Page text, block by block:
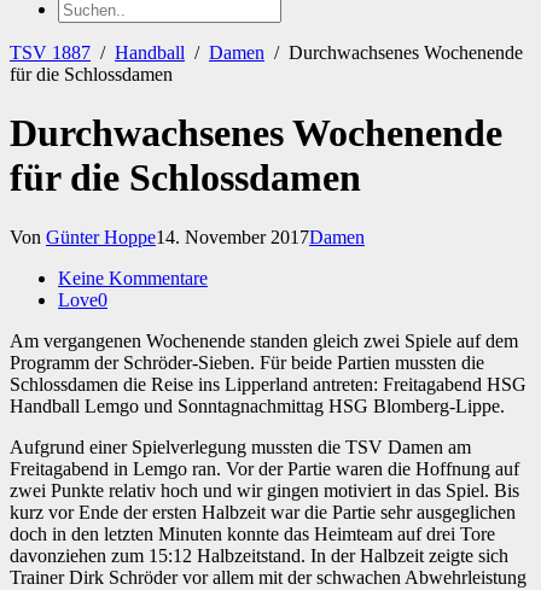
TSV 1887 / Handball / Damen / Durchwachsenes Wochenende
für die Schlossdamen
Durchwachsenes Wochenende
für die Schlossdamen
Von Günter Hoppe14. November 2017Damen
Keine Kommentare
Love0
Am vergangenen Wochenende standen gleich zwei Spiele auf dem
Programm der Schröder-Sieben. Für beide Partien mussten die
Schlossdamen die Reise ins Lipperland antreten: Freitagabend HSG
Handball Lemgo und Sonntagnachmittag HSG Blomberg-Lippe.
Aufgrund einer Spielverlegung mussten die TSV Damen am
Freitagabend in Lemgo ran. Vor der Partie waren die Hoffnung auf
zwei Punkte relativ hoch und wir gingen motiviert in das Spiel. Bis
kurz vor Ende der ersten Halbzeit war die Partie sehr ausgeglichen
doch in den letzten Minuten konnte das Heimteam auf drei Tore
davonziehen zum 15:12 Halbzeitstand. In der Halbzeit zeigte sich
Trainer Dirk Schröder vor allem mit der schwachen Abwehrleistung